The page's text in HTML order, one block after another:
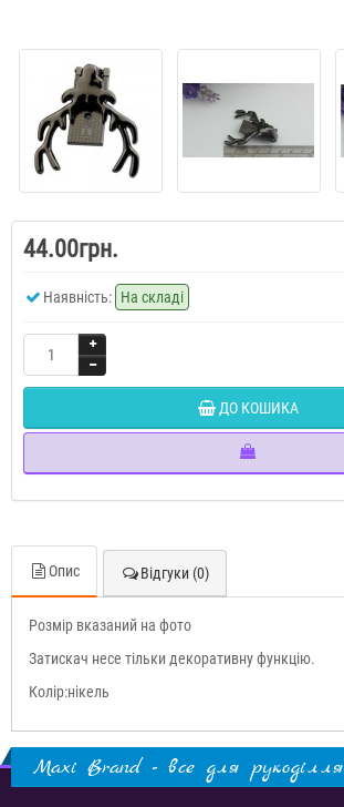
44.00грн.
Наявність: На складі
ДО КОШИКА
Опис Відгуки (0)
Розмір вказаний на фото
Затискач несе тільки декоративну функцію.
Колір:нікель
Maxi Brand - все для рукоділля